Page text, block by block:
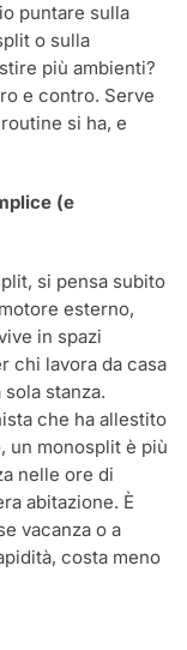
puntare sulla
o sulla
più ambienti?
e contro. Serve
si ha, e
(e
si pensa subito
esterno,
in spazi
chi lavora da casa
stanza.
che ha allestito
un monosplit è più
nelle ore di
abitazione. È
vacanza o a
costa meno